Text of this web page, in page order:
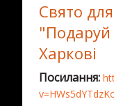
Свято
"Подаруй
Харкові
Посилання: